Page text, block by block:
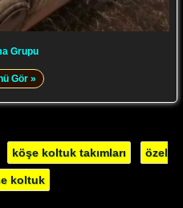
Grupu
Gör »
köşe koltuk takımları özel
koltuk